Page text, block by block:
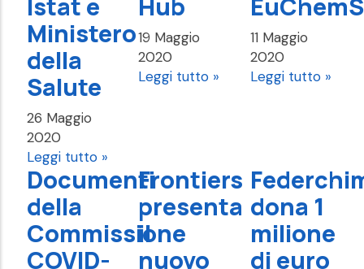
Istat e
Ministero
della
Salute
26 Maggio
2020
Leggi tutto »
Hub
19 Maggio
2020
Leggi tutto »
EuChemS
11 Maggio
2020
Leggi tutto »
Documenti
della
Commissione
COVID-
Frontiers
presenta
il
nuovo
dona 1
milione
di euro